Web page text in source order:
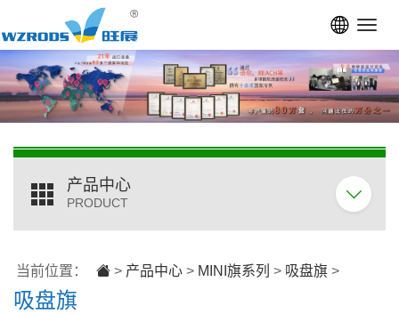
吸盘旗
当前位置： > 产品中心 > MINI旗系列 > 吸盘旗 >
产品中心
PRODUCT